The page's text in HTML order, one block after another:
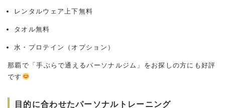
レンタルウェア上下無料
タオル無料
水・プロテイン（オプション）
那覇で「手ぶらで通えるパーソナルジム」をお探しの方にも好評
です
目的に合わせたパーソナルトレーニング